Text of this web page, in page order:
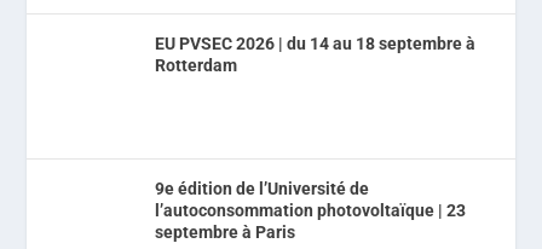
EU PVSEC 2026 | du 14 au 18 septembre à
Rotterdam
9e édition de l’Université de
l’autoconsommation photovoltaïque | 23
septembre à Paris